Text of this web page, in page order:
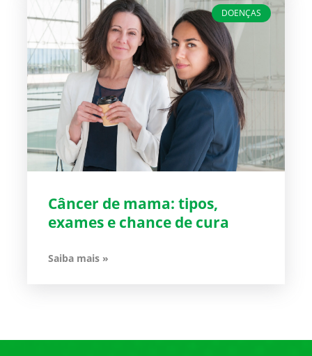
DOENÇAS
Câncer de mama: tipos,
exames e chance de cura
Saiba mais »